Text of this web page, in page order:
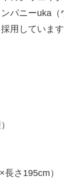
パニーuka
用しています
さ195cm）